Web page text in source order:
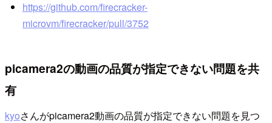
https://github.com/firecracker-
microvm/firecracker/pull/3752
picamera2の動画の品質が指定できない問題を共
有
kyoさんがpicamera2動画の品質が指定できない問題を見つ